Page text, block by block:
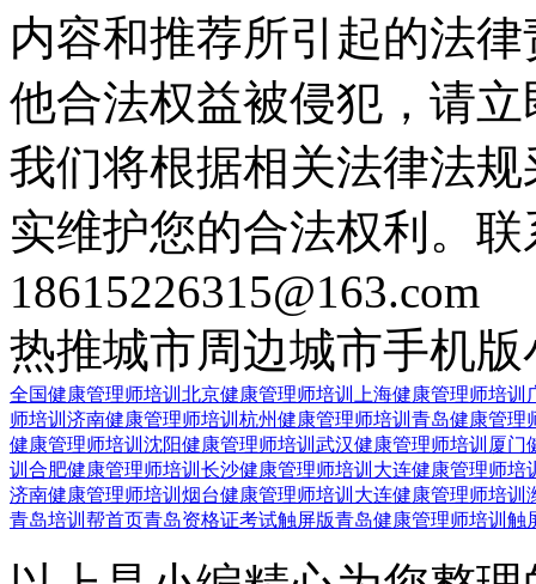
内容和推荐所引起的法
他合法权益被侵犯，请
我们将根据相关法律法
实维护您的合法权利。
18615226315@163.com
热推城市周边城市手机版
全国健康管理师培训 北京健康管理师培训 上海健康管理师培训
师培训 济南健康管理师培训 杭州健康管理师培训 青岛健康管理
健康管理师培训 沈阳健康管理师培训 武汉健康管理师培训 厦门
训 合肥健康管理师培训 长沙健康管理师培训 大连健康管理师培
济南健康管理师培训 烟台健康管理师培训 大连健康管理师培训
青岛培训帮首页青岛资格证考试触屏版青岛健康管理师培训触